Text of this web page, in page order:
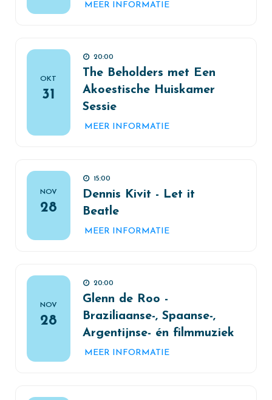
MEER INFORMATIE
OKT
31
20:00
The Beholders met Een
Akoestische Huiskamer
Sessie
MEER INFORMATIE
NOV
28
15:00
Dennis Kivit - Let it
Beatle
MEER INFORMATIE
NOV
28
20:00
Glenn de Roo -
Braziliaanse-, Spaanse-,
Argentijnse- én filmmuziek
MEER INFORMATIE